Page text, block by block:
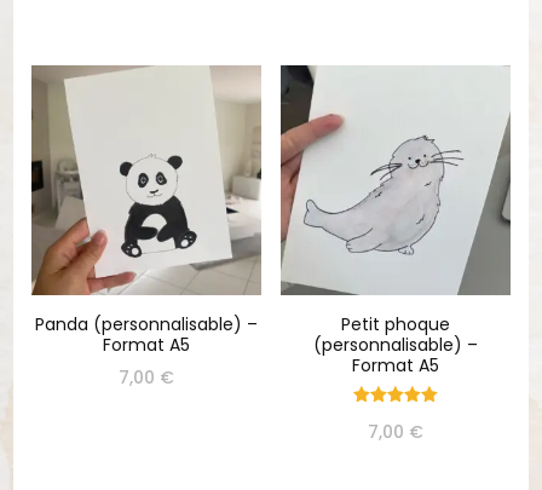
Panda (personnalisable) –
Format A5
7,00 €
Petit phoque
(personnalisable) –
Format A5
5.00
7,00 €